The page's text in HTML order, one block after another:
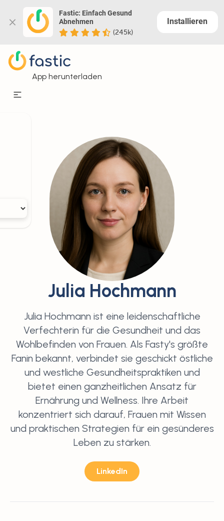
Fastic: Einfach Gesund
Abnehmen
(245k)
Installieren
App herunterladen
Julia Hochmann
Julia Hochmann ist eine leidenschaftliche
Verfechterin für die Gesundheit und das
Wohlbefinden von Frauen. Als Fasty's größte
Fanin bekannt, verbindet sie geschickt östliche
und westliche Gesundheitspraktiken und
bietet einen ganzheitlichen Ansatz für
Ernährung und Wellness. Ihre Arbeit
konzentriert sich darauf, Frauen mit Wissen
und praktischen Strategien für ein gesünderes
Leben zu stärken.
LinkedIn